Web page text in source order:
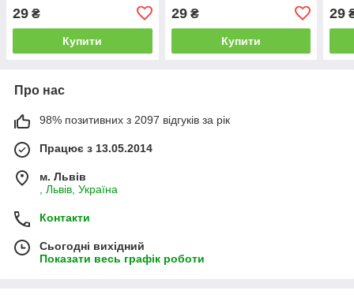
29 ₴
Купити
29₴
Купити
29
Про нас
98% позитивних з 2097 відгуків за рік
Працює з 13.05.2014
м. Львів
, Львів, Україна
Контакти
Сьогодні вихідний
Показати весь графік роботи